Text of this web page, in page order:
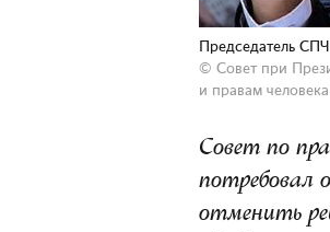
Председатель
© Совет при
и правам человека
Совет по
потребовал
отменить